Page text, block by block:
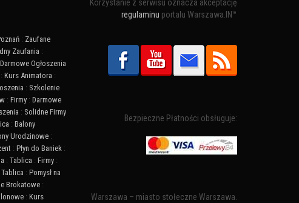
: Zaufane
Zaufania :
Darmowe Ogłoszenia
: Kurs Animatora :
: Szkolenie
: Firmy : Darmowe
: Solidne Firmy
: Balony
Urodzinowe :
: Płyn do Baniek :
: Tablica : Firmy :
Tablica : Pomysł na
Brokatowe :
: Kurs
Korzystanie z serwisu oznacza akceptację
regulaminu portalu Warszawa.IN™
Bezpieczne Płatności obsługuje:
Warszawa – miasto stołeczne Warszawa.